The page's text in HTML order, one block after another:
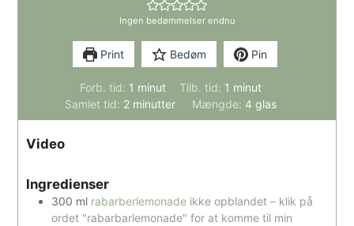
Ingen bedømmelser endnu
Print Bedøm Pin
Forb. tid: 1 minut
minut Tilb. tid: 1 minut
minut
Samlet tid: 2minutter
minutter Mængde: 4 glas
Video
Ingredienser
300 ml rabarberlemonade ikke opblandet – klik på
ordet "rabarbarlemonade" for at komme til min